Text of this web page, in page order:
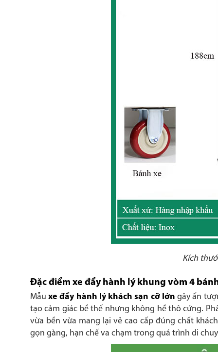
Kích
Đặc điểm xe đẩy hành lý khung vòm 4
Mẫuxe đẩy hành lý khách sạn cỡ lớn gây ấn
tạo cảm giác bề thế nhưng không hề thô cứng.
vừa bền vừa mang lại vẻ cao cấp đúng chất
gọn gàng, hạn chế va chạm trong quá trình di